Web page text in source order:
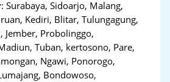
:Surabaya, Sidoarjo, Malang,
Kediri, Blitar, Tulungagung,
Jember, Probolinggo,
Tuban, kertosono, Pare,
Ngawi, Ponorogo,
Bondowoso,